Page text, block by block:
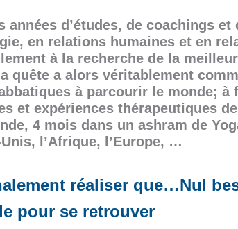
années d’études, de coachings
en relations humaines et en
à la recherche de la
quête a alors véritablement
à parcourir le monde; à
et expériences thérapeutiques
4 mois dans un ashram de
l’Afrique, l’Europe, …
réaliser que…Nul
pour se retrouver